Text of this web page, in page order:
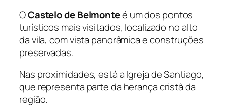
OCastelo de Belmonteé um dos pontos
turísticos mais visitados, localizado no alto
da vila, com vista panorâmica e construções
preservadas.
Nas proximidades, está a Igreja de Santiago,
que representa parte da herança cristã da
região.